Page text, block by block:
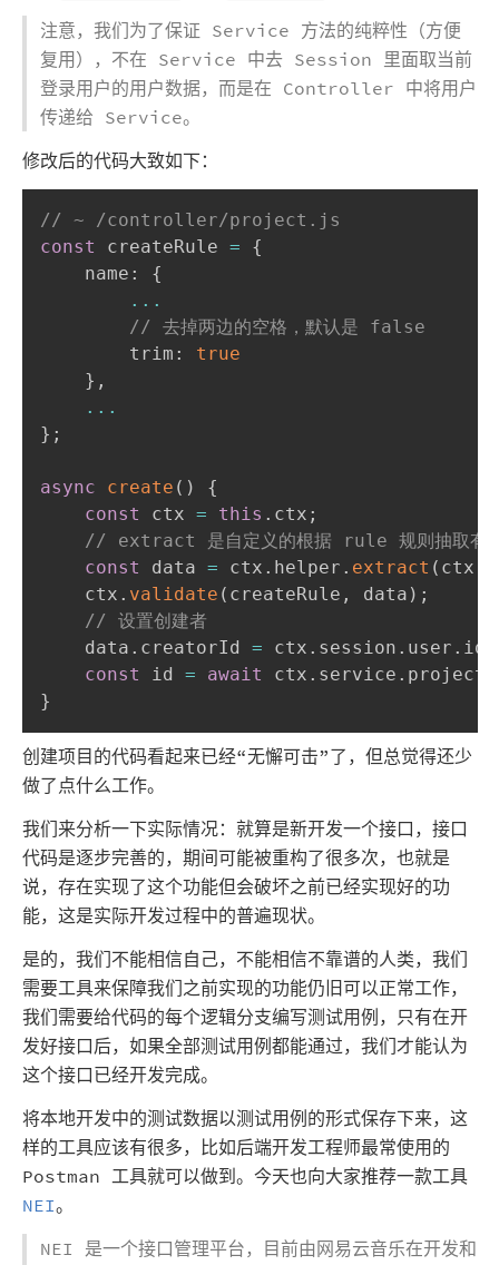
注意，我们为了保证 Service 方法的纯粹性（方便
复用），不在 Service 中去 Session 里面取当前
登录用户的用户数据，而是在 Controller 中将用户
传递给 Service。
修改后的代码大致如下：
// ~ /controller/project.js
const createRule =
{
    name
:
{
...
// 去掉两边的空格，默认是 false
        trim
:
true
} ,
...
} ;
async create ( )
{
const ctx = this . ctx ;
// extract 是自定义的根据 rule 规则抽取有效
const data = ctx . helper . extract ( ctx
    ctx
. validate ( createRule , data ) ;
// 设置创建者
    data
. creatorId = ctx . session . user . id
const id = await ctx . service . project
}
创建项目的代码看起来已经“无懈可击”了，但总觉得还少
做了点什么工作。
我们来分析一下实际情况：就算是新开发一个接口，接口
代码是逐步完善的，期间可能被重构了很多次，也就是
说，存在实现了这个功能但会破坏之前已经实现好的功
能，这是实际开发过程中的普遍现状。
是的，我们不能相信自己，不能相信不靠谱的人类，我们
需要工具来保障我们之前实现的功能仍旧可以正常工作，
我们需要给代码的每个逻辑分支编写测试用例，只有在开
发好接口后，如果全部测试用例都能通过，我们才能认为
这个接口已经开发完成。
将本地开发中的测试数据以测试用例的形式保存下来，这
样的工具应该有很多，比如后端开发工程师最常使用的
Postman 工具就可以做到。今天也向大家推荐一款工具
NEI。
NEI 是一个接口管理平台，目前由网易云音乐在开发和